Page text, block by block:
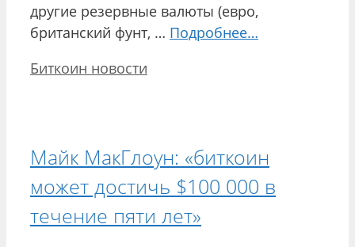
другие резервные валюты (евро,
британский фунт, … Подробнее…
Рубрики
Биткоин новости
Майк МакГлоун: «биткоин
может достичь $100 000 в
течение пяти лет»